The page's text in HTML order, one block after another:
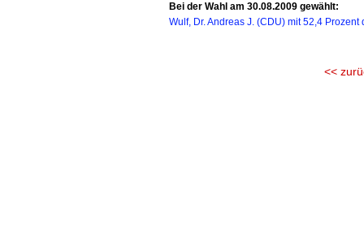
Bei der Wahl am 30.08.2009 gewählt:
Wulf, Dr. Andreas J. (CDU) mit 52,4
<<